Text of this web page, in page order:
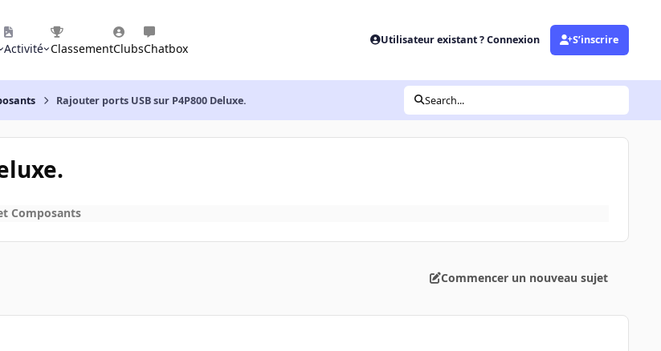
Activité ClassementClubsChatbox
Utilisateur existant ? Connexion S’inscrire
Rajouter ports USB sur P4P800 Deluxe. Search...
Composants
Commencer un nouveau sujet